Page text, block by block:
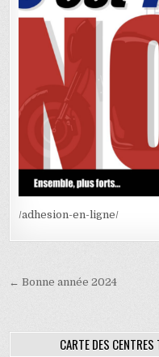
/adhesion-en-ligne/
Navigation
← Bonne année 2024
CARTE DES